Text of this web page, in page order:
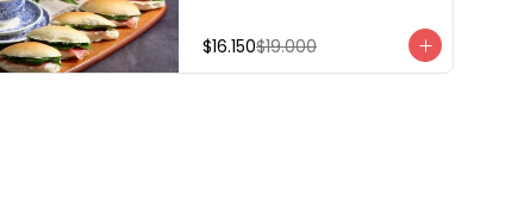
$16.150$19.000